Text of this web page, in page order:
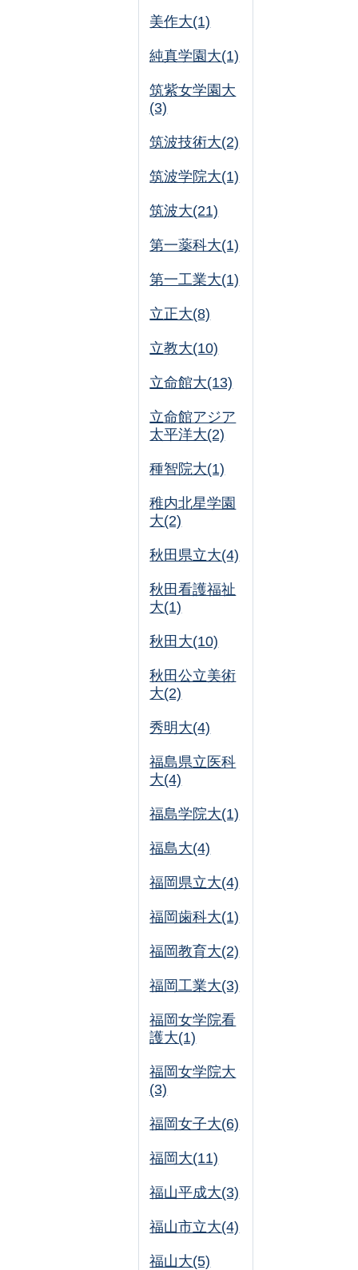
美作大(1)
純真学園大(1)
筑紫女学園大
(3)
筑波技術大(2)
筑波学院大(1)
筑波大(21)
第一薬科大(1)
第一工業大(1)
立正大(8)
立教大(10)
立命館大(13)
立命館アジア
太平洋大(2)
種智院大(1)
稚内北星学園
大(2)
秋田県立大(4)
秋田看護福祉
大(1)
秋田大(10)
秋田公立美術
大(2)
秀明大(4)
福島県立医科
大(4)
福島学院大(1)
福島大(4)
福岡県立大(4)
福岡歯科大(1)
福岡教育大(2)
福岡工業大(3)
福岡女学院看
護大(1)
福岡女学院大
(3)
福岡女子大(6)
福岡大(11)
福山平成大(3)
福山市立大(4)
福山大(5)